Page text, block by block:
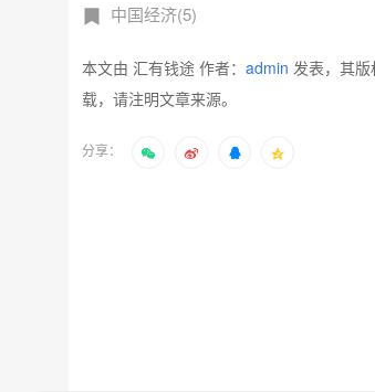
中国经济(5)
本文由 汇有钱途 作者： admin 发表，其
载，请注明文章来源。
分享：